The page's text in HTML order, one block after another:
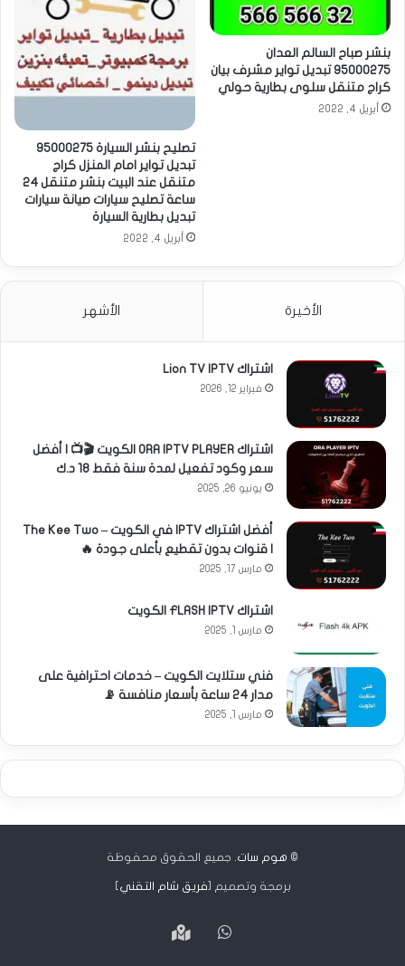
بنشر صباح السالم العدان
95000275 تبديل تواير مشرف بيان
كراج متنقل سلوى بطارية حولي
أبريل 4, 2022
تصليح بنشر السيارة 95000275
تبديل تواير امام المنزل كراج
متنقل عند البيت بنشر متنقل 24
ساعة تصليح سيارات صيانة سيارات
تبديل بطارية السيارة
أبريل 4, 2022
الأخيرة الأشهر
اشتراك Lion TV IPTV
فبراير 12, 2026
اشتراك ORA IPTV PLAYER الكويت 🎬📺 | أفضل
سعر وكود تفعيل لمدة سنة فقط 18 د.ك
يونيو 26, 2025
أفضل اشتراك IPTV في الكويت – The Kee Two
| قنوات بدون تقطيع بأعلى جودة 🔥
مارس 17, 2025
اشتراك FLASH IPTV الكويت
مارس 1, 2025
فني ستلايت الكويت – خدمات احترافية على
مدار 24 ساعة بأسعار منافسة 📡
مارس 1, 2025
© هوم سات . جميع الحقوق محفوظة
برمجة وتصميم [فريق شام التقني]
واتسابGoogle